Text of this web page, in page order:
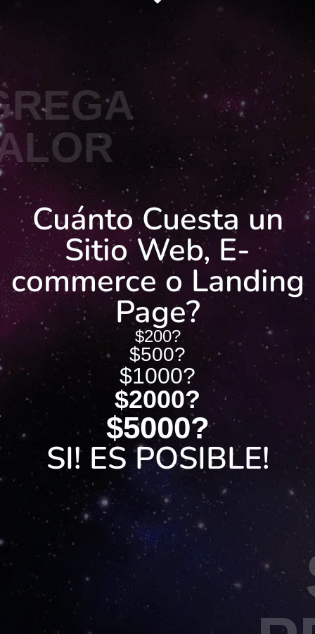
Cuánto Cuesta un
Sitio Web, E-
commerce o Landing
Page?
$200?
$500?
$1000?
$2000?
$5000?
SI! ES POSIBLE!